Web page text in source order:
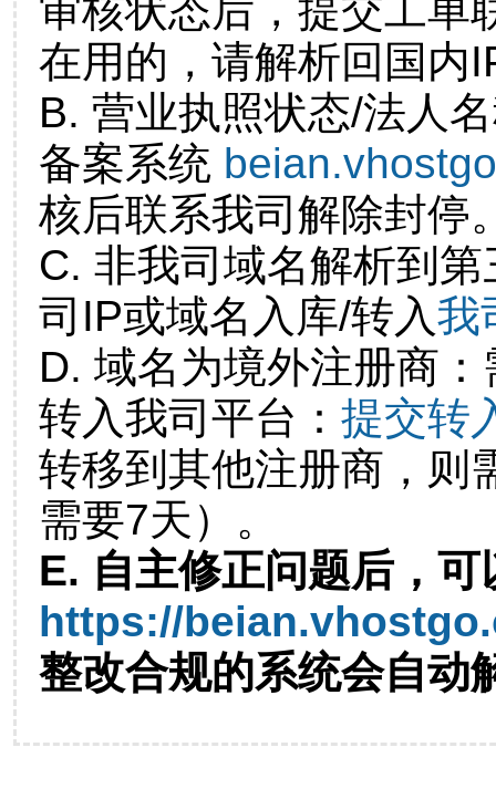
审核状态后，提交工单
在用的，请解析回国内
B. 营业执照状态/法人
备案系统
核后联系我司解除封停
C. 非我司域名解析到
司IP或域名入库/转入我
D. 域名为境外注册商
转入我司平台： 提交转
转移到其他注册商，则
需要7天）。
E. 自主修正问题后，可
https://
整改合规的系统会自动